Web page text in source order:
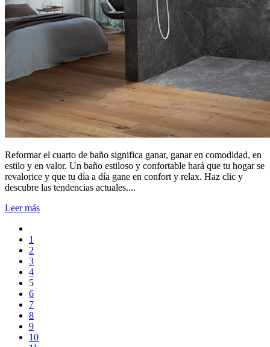
Reformar el cuarto de baño significa ganar, ganar en comodidad, en
estilo y en valor. Un baño estiloso y confortable hará que tu hogar se
revalorice y que tu día a día gane en confort y relax. Haz clic y
descubre las tendencias actuales....
Leer más
1
2
3
4
5
6
7
8
9
10